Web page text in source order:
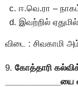
ஈ.வெ.ரா –
இவற்றில்
விடை : சிவகாமி
9. கோத்தாரி
____________யை